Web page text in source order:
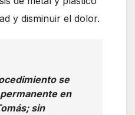
y disminuir el dolor.
se
en
sin